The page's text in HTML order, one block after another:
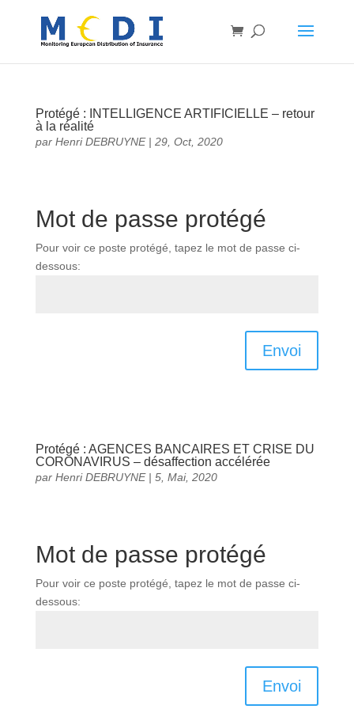
Protégé : INTELLIGENCE ARTIFICIELLE – retour
à la réalité
par Henri DEBRUYNE| 29, Oct, 2020
Mot de passe protégé
Pour voir ce poste protégé, tapez le mot de passe ci-
dessous:
Envoi
Protégé : AGENCES BANCAIRES ET CRISE DU
CORONAVIRUS – désaffection accélérée
par Henri DEBRUYNE| 5, Mai, 2020
Mot de passe protégé
Pour voir ce poste protégé, tapez le mot de passe ci-
dessous:
Envoi